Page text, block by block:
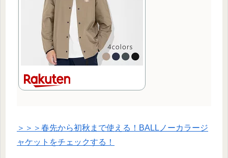
＞＞＞春先から初秋まで使える！BALLノーカラージ
ャケットをチェックする！